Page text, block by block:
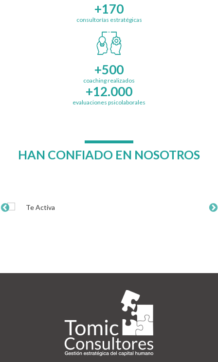
+170
consultorías estratégicas
+500
coaching realizados
+12.000
evaluaciones psicolaborales
HAN CONFIADO EN NOSOTROS